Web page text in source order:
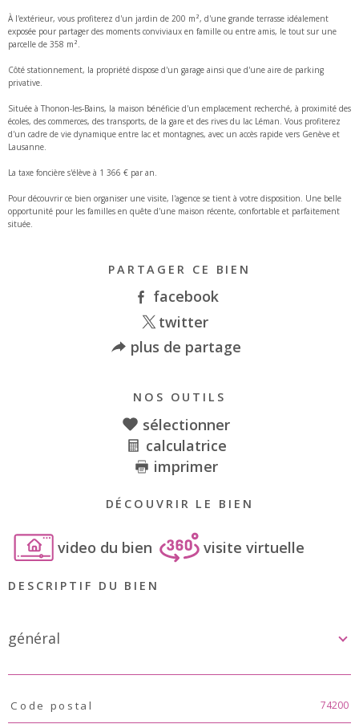
À l'extérieur, vous profiterez d'un jardin de 200 m², d'une grande terrasse idéalement
exposée pour partager des moments conviviaux en famille ou entre amis, le tout sur une
parcelle de 358 m².
Côté stationnement, la propriété dispose d'un garage ainsi que d'une aire de parking
privative.
Située à Thonon-les-Bains, la maison bénéficie d'un emplacement recherché, à proximité des
écoles, des commerces, des transports, de la gare et des rives du lac Léman. Vous profiterez
d'un cadre de vie dynamique entre lac et montagnes, avec un accès rapide vers Genève et
Lausanne.
La taxe foncière s'élève à 1 366 € par an.
Pour découvrir ce bien organiser une visite, l'agence se tient à votre disposition. Une belle
opportunité pour les familles en quête d'une maison récente, confortable et parfaitement
située.
PARTAGER CE BIEN
facebook
twitter
plus de partage
NOS OUTILS
sélectionner
calculatrice
imprimer
DÉCOUVRIR LE BIEN
video du bien visite virtuelle
DESCRIPTIF DU BIEN
général
TRAD_PAMPERO_Caracteristique
Code postal 74200